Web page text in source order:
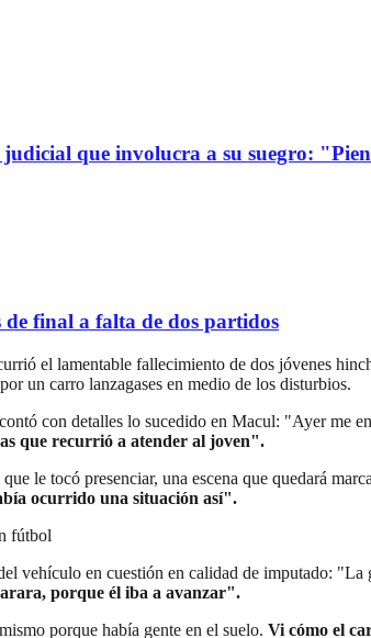
que involucra a su suegro:
final a falta de dos partidos
el lamentable fallecimiento de dos jóvenes
un carro lanzagases en medio de los disturbios.
con detalles lo sucedido en Macul: "Ayer me
que recurrió a atender al joven".
le tocó presenciar, una escena que quedará
ocurrido una situación así".
fútbol
vehículo en cuestión en calidad de imputado:
porque él iba a avanzar".
porque había gente en el suelo. Vi cómo el